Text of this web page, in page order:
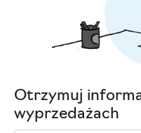
Otrzymuj
wyprzedażach